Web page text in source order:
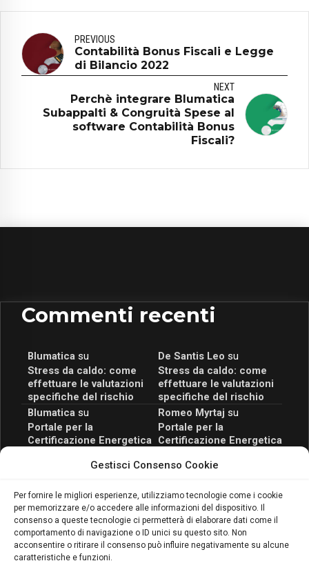
Gestisci Consenso Cookie
Per fornire le migliori esperienze, utilizziamo tecnologie come i cookie
per memorizzare e/o accedere alle informazioni del dispositivo. Il
consenso a queste tecnologie ci permetterà di elaborare dati come il
comportamento di navigazione o ID unici su questo sito. Non
acconsentire o ritirare il consenso può influire negativamente su alcune
caratteristiche e funzioni.
PREVIOUS
Contabilità Bonus Fiscali e Legge
di Bilancio 2022
NEXT
Perchè integrare Blumatica
Subappalti & Congruità Spese al
software Contabilità Bonus
Fiscali?
Commenti recenti
Blumaticasu
Stress da caldo: come
effettuare le valutazioni
specifiche del rischio
De Santis Leo su
Stress da caldo: come
effettuare le valutazioni
specifiche del rischio
Blumaticasu
Portale per la
Certificazione Energetica
scopri il Corso Blumatica
Romeo Myrtaj su
Portale per la
Certificazione Energetica
scopri il Corso Blumatica
Blumaticasu
Coordinatore della
Sicurezza: cosa è
richiesto per abilitazione
e aggiornamento